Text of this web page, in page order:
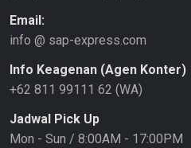
Email:
info @ sap-express.com
Info Keagenan (Agen Konter)
+62 811 99111 62 (WA)
Jadwal Pick Up
Mon - Sun / 8:00AM - 17:00PM